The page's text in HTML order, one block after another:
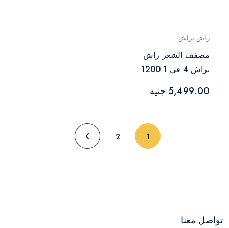
راش براش
مصفف الشعر راش
براش 4 في 1 1200
5,499.00 جنيه
1
2
تواصل معنا